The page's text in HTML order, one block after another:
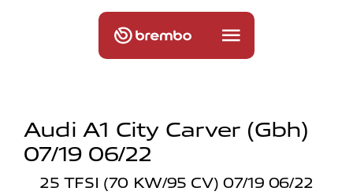
Audi A1 City Carver (gbh)
07/19 06/22
25 TFSI (70 KW/95 CV) 07/19 06/22